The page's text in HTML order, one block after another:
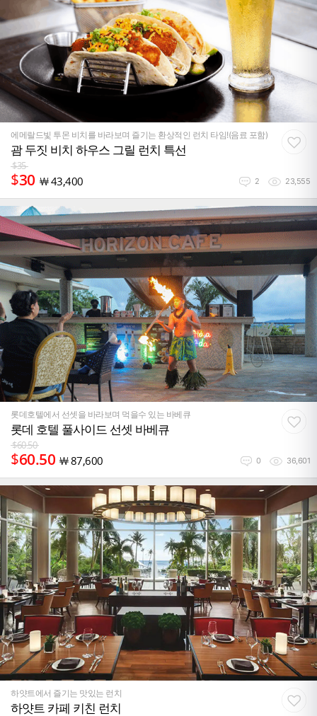
에메랄드빛 투몬 비치를 바라보며 즐기는 환상적인 런치 타임!(음료 포함)
괌 두짓 비치 하우스 그릴 런치 특선
$35
$30 ￦43,400 2 23,555
롯데호텔에서 선셋을 바라보며 먹을수 있는 바베큐
롯데 호텔 풀사이드 선셋 바베큐
$60.50
$60.50 ￦87,600 0 36,601
하얏트에서 즐기는 맛있는 런치
하얏트 카페 키친 런치